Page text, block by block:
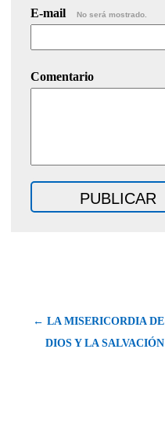
E-mail No será mostrado.
Comentario
← LA MISERICORDIA DE
DIOS Y LA SALVACIÓN